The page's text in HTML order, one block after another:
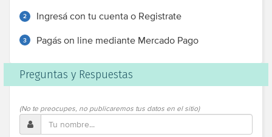
2 Ingresá con tu cuenta o Registrate
3 Pagás on line mediante Mercado Pago
Preguntas y Respuestas
(No te preocupes, no publicaremos tus datos en el sitio)